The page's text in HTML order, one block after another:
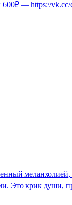
600₽ — https://
Это крик души,